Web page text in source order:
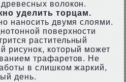
волокон.
уделить торцам.
наносить двумя слоями.
поверхности
растительный
рисунок, который может
трафаретов. Не
в слишком жаркий,
день.